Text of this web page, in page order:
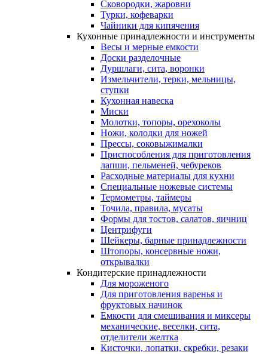
Сковородки, жаровни
Турки, кофеварки
Чайники для кипячения
Кухонные принадлежности и инструменты
Весы и мерные емкости
Доски разделочные
Дуршлаги, сита, воронки
Измельчители, терки, мельницы,
ступки
Кухонная навеска
Миски
Молотки, топоры, орехоколы
Ножи, колодки для ножей
Прессы, соковыжималки
Приспособления для приготовления
лапши, пельменей, чебуреков
Расходные материалы для кухни
Специальные ножевые системы
Термометры, таймеры
Точила, правила, мусаты
Формы для тостов, салатов, яичниц
Центрифуги
Шейкеры, барные принадлежности
Штопоры, консервные ножи,
открывалки
Кондитерские принадлежности
Для мороженого
Для приготовления варенья и
фруктовых начинок
Емкости для смешивания и миксеры
механические, веселки, сита,
отделители желтка
Кисточки, лопатки, скребки, резаки